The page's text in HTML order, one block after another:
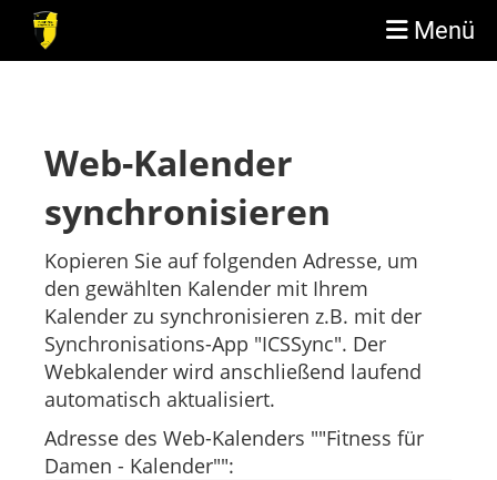
Menü
Web-Kalender
synchronisieren
Kopieren Sie auf folgenden Adresse, um
den gewählten Kalender mit Ihrem
Kalender zu synchronisieren z.B. mit der
Synchronisations-App "ICSSync". Der
Webkalender wird anschließend laufend
automatisch aktualisiert.
Adresse des Web-Kalenders ""Fitness für
Damen - Kalender"":